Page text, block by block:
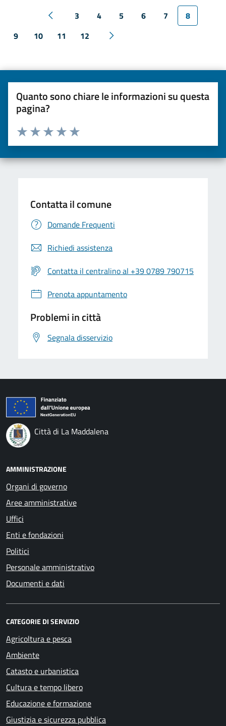
3 4 5 6 7
8
9
10 11 12
Quanto sono chiare le informazioni su questa
pagina?
Valuta da 1 a 5 stelle la pagina
Valuta 5 stelle su 5
Valuta 4 stelle su 5
Valuta 3 stelle su 5
Valuta 2 stelle su 5
Valuta una stella su 5
Contatta il comune
Domande Frequenti
Richiedi assistenza
Contatta il centralino al +39 0789 790715
Prenota appuntamento
Problemi in città
Segnala disservizio
Città di La Maddalena
AMMINISTRAZIONE
Organi di governo
Aree amministrative
Uffici
Enti e fondazioni
Politici
Personale amministrativo
Documenti e dati
CATEGORIE DI SERVIZIO
Agricoltura e pesca
Ambiente
Catasto e urbanistica
Cultura e tempo libero
Educazione e formazione
Giustizia e sicurezza pubblica